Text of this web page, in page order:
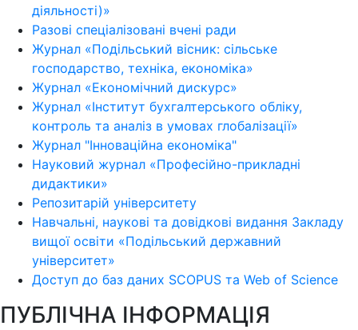
діяльності)»
Разові спеціалізовані вчені ради
Журнал «Подільський вісник: сільське
господарство, техніка, економіка»
Журнал «Економічний дискурс»
Журнал «Інститут бухгалтерського обліку,
контроль та аналіз в умовах глобалізації»
Журнал "Інноваційна економіка"
Науковий журнал «Професійно-прикладні
дидактики»
Репозитарій університету
Навчальні, наукові та довідкові видання Закладу
вищої освіти «Подільський державний
університет»
Доступ до баз даних SCOPUS та Web of Science
ПУБЛІЧНА ІНФОРМАЦІЯ